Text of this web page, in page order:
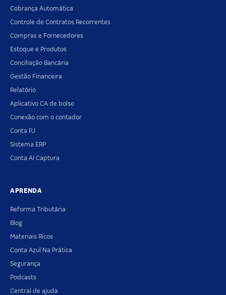
Cobrança Automática
Controle de Contratos Recorrentes
Compras e Fornecedores
Estoque e Produtos
Conciliação Bancária
Gestão Financeira
Relatório
Aplicativo CA de bolso
Conexão com o contador
Conta PJ
Sistema ERP
Conta AI Captura
APRENDA
Reforma Tributária
Blog
Materiais Ricos
Conta Azul Na Prática
Segurança
Podcasts
Central de ajuda